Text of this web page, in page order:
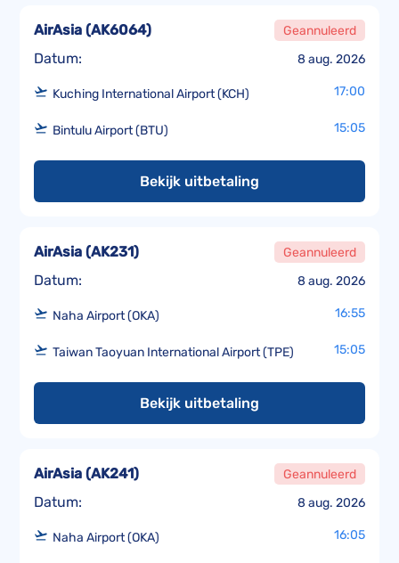
Datum: 8 aug. 2026
AirAsia (AK6064) Geannuleerd
Kuching International Airport (KCH) 17:00
Bintulu Airport (BTU) 15:05
Bekijk uitbetaling
Datum: 8 aug. 2026
AirAsia (AK231) Geannuleerd
Naha Airport (OKA) 16:55
Taiwan Taoyuan International Airport (TPE) 15:05
Bekijk uitbetaling
Datum: 8 aug. 2026
AirAsia (AK241) Geannuleerd
Naha Airport (OKA) 16:05